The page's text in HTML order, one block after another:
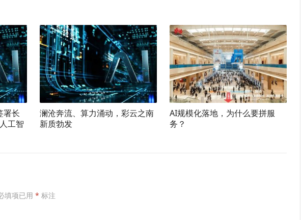
署长
工智
澜沧奔流、算力涌动，彩云之南
新质勃发
AI规模化落地，为什么要拼服
务？
填项已用 * 标注